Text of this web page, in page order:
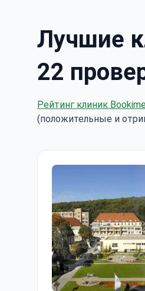
Лучшие
22
Рейтинг клиник
(положительные и